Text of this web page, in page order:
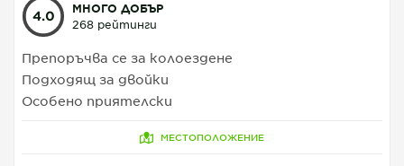
4.0
МНОГО ДОБЪР
268 рейтинги
Препоръчва се за колоездене
Подходящ за двойки
Особено приятелски
МЕСТОПОЛОЖЕНИЕ